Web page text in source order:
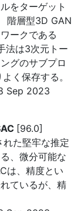
をターゲット
階層型3D GAN
ークである
法は3次元トー
グのサブプロ
く保存する。
Sep 2023
[96.0]
た堅牢な推定
、微分可能な
は、精度とい
ているが、精